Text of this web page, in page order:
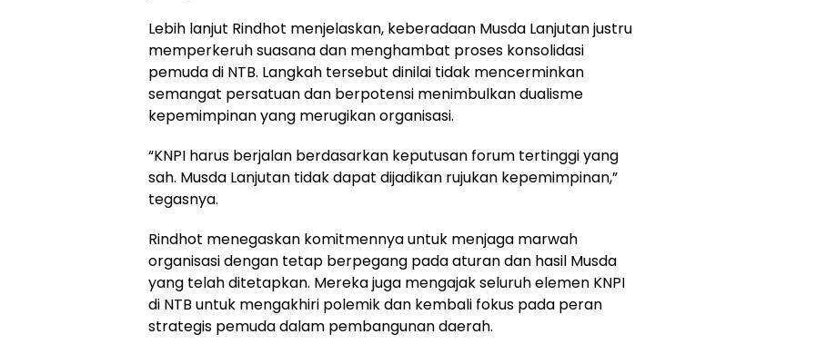
Lebih lanjut Rindhot menjelaskan, keberadaan Musda Lanjutan justru
memperkeruh suasana dan menghambat proses konsolidasi
pemuda di NTB. Langkah tersebut dinilai tidak mencerminkan
semangat persatuan dan berpotensi menimbulkan dualisme
kepemimpinan yang merugikan organisasi.
“KNPI harus berjalan berdasarkan keputusan forum tertinggi yang
sah. Musda Lanjutan tidak dapat dijadikan rujukan kepemimpinan,”
tegasnya.
Rindhot menegaskan komitmennya untuk menjaga marwah
organisasi dengan tetap berpegang pada aturan dan hasil Musda
yang telah ditetapkan. Mereka juga mengajak seluruh elemen KNPI
di NTB untuk mengakhiri polemik dan kembali fokus pada peran
strategis pemuda dalam pembangunan daerah.